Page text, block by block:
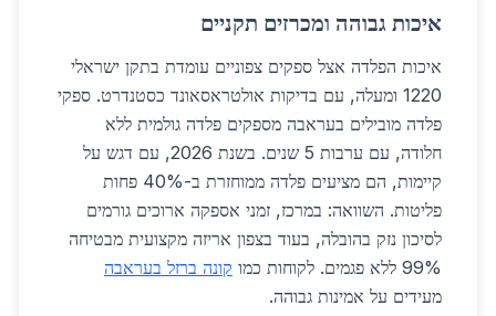
איכות גבוהה ומכרזים תקניים
איכות הפלדה אצל ספקים צפוניים עומדת בתקן ישראלי
1220 ומעלה, עם בדיקות אולטראסאונד כסטנדרט. ספקי
פלדה מובילים בעראבה מספקים פלדה גולמית ללא
חלודה, עם ערבות 5 שנים. בשנת 2026, עם דגש על
קיימות, הם מציעים פלדה ממוחזרת ב-40% פחות
פליטות. השוואה: במרכז, זמני אספקה ארוכים גורמים
לסיכון נזק בהובלה, בעוד בצפון אריזה מקצועית מבטיחה
99% ללא פגמים. לקוחות כמו
קונה ברזל בעראבה
מעידים על אמינות גבוהה.